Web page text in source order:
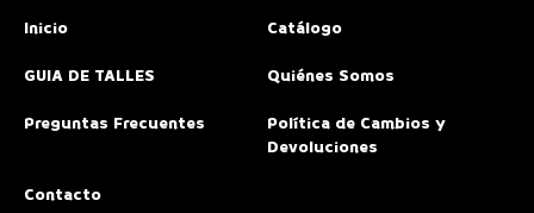
Inicio
Catálogo
GUIA DE TALLES Quiénes Somos
Preguntas Frecuentes
Política de Cambios y
Devoluciones
Contacto